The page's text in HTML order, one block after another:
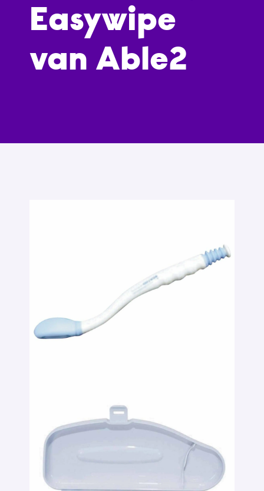
Easywipe
van Able2